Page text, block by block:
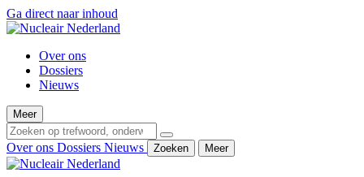
Ga direct naar inhoud
Over ons
Dossiers
Nieuws
Meer
Over ons Dossiers Nieuws Zoeken Meer